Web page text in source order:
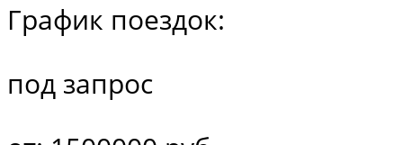
График поездок:
под запрос